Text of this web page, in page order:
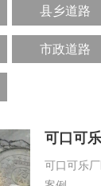
县乡道路
市政道路
可口可乐